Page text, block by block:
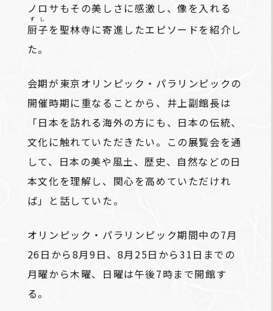
ノロサもその美しさに感激し、像を入れる
厨子
ずし
を聖林寺に寄進したエピソードを紹介し
た。
会期が東京オリンピック・パラリンピックの
開催時期に重なることから、井上副館長は
「日本を訪れる海外の方にも、日本の伝統、
文化に触れていただきたい。この展覧会を通
して、日本の美や風土、歴史、自然などの日
本文化を理解し、関心を高めていただけれ
ば」と話していた。
オリンピック・パラリンピック期間中の7月
26日から8月9日、8月25日から31日までの
月曜から木曜、日曜は午後7時まで開館す
る。